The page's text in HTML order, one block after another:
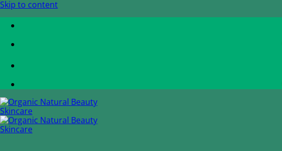
Skip to content